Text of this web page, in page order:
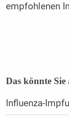
empfohlenen
Das könnte Sie
Influenza-